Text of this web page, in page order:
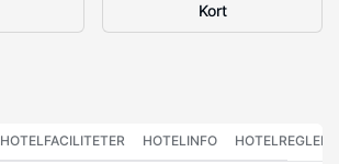
Kort
HOTELFACILITETER HOTELINFO HOTELREGLER